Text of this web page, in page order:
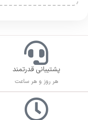
پشتیبانی قدرتمند
هر روز و هر ساعت